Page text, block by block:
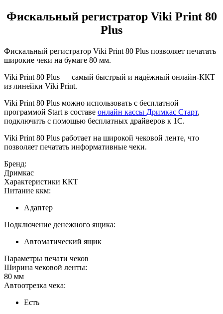
Фискальный регистратор Viki Print 80
Plus
Фискальный регистратор Viki Print 80 Plus позволяет печатать
широкие чеки на бумаге 80 мм.
Viki Print 80 Plus — самый быстрый и надёжный онлайн-ККТ
из линейки Viki Print.
Viki Print 80 Plus можно использовать с бесплатной
программой Start в составе онлайн кассы Дримкас Старт,
подключить с помощью бесплатных драйверов к 1С.
Viki Print 80 Plus работает на широкой чековой ленте, что
позволяет печатать информативные чеки.
Бренд:
Дримкас
Характеристики ККТ
Питание ккм:
Адаптер
Подключение денежного ящика:
Автоматический ящик
Параметры печати чеков
Ширина чековой ленты:
80 мм
Автоотрезка чека:
Есть